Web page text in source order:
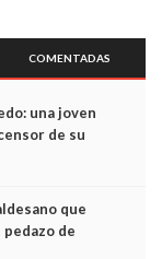
COMENTADAS
una joven
de su
últimos minutos
que
de